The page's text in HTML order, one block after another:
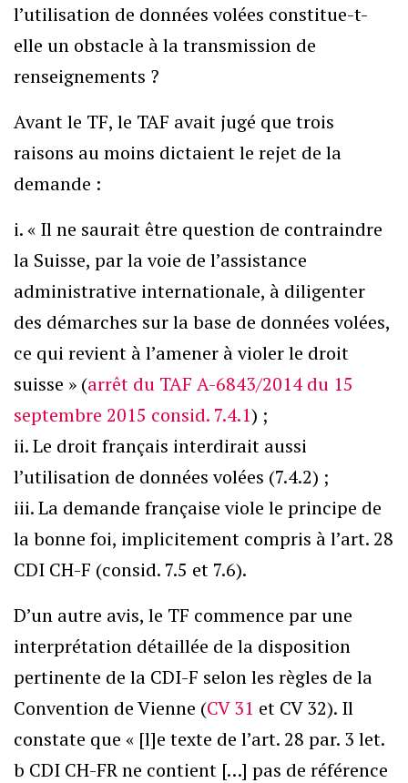
l’utilisation de données volées constitue-t-
elle un obstacle à la transmission de
renseignements ?
Avant le TF, le TAF avait jugé que trois
raisons au moins dictaient le rejet de la
demande :
i. « Il ne saurait être question de contraindre
la Suisse, par la voie de l’assistance
administrative internationale, à diligenter
des démarches sur la base de données volées,
ce qui revient à l’amener à violer le droit
suisse » (arrêt du TAF A-6843/2014 du 15
septembre 2015 consid. 7.4.1) ;
ii. Le droit français interdirait aussi
l’utilisation de données volées (7.4.2) ;
iii. La demande française viole le principe de
la bonne foi, implicitement compris à l’art. 28
CDI CH-F (consid. 7.5 et 7.6).
D’un autre avis, le TF commence par une
interprétation détaillée de la disposition
pertinente de la CDI-F selon les règles de la
Convention de Vienne (CV 31 et CV 32). Il
constate que « [l]e texte de l’art. 28 par. 3 let.
b CDI CH-FR ne contient […] pas de référence